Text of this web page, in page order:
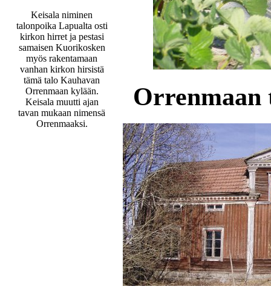
Keisala niminen
talonpoika Lapualta osti
kirkon hirret ja pestasi
samaisen Kuorikosken
myös rakentamaan
vanhan kirkon hirsistä
tämä talo Kauhavan
Orrenmaan kylään.
Keisala muutti ajan
tavan mukaan nimensä
Orrenmaaksi.
Orrenmaan